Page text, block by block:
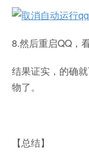
8.然后重启QQ，
结果证实，的确
物了。
【总结】